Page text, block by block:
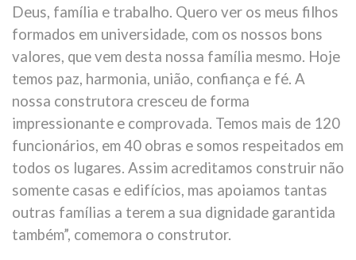
Deus, família e trabalho. Quero ver os meus filhos
formados em universidade, com os nossos bons
valores, que vem desta nossa família mesmo. Hoje
temos paz, harmonia, união, confiança e fé. A
nossa construtora cresceu de forma
impressionante e comprovada. Temos mais de 120
funcionários, em 40 obras e somos respeitados em
todos os lugares. Assim acreditamos construir não
somente casas e edifícios, mas apoiamos tantas
outras famílias a terem a sua dignidade garantida
também”, comemora o construtor.